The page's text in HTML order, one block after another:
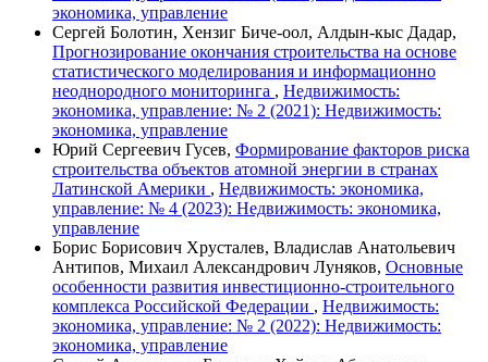
экономика, управление
Сергей Болотин, Хензиг Биче-оол, Алдын-кыс Дадар,
Прогнозирование окончания строительства на основе
статистического моделирования и информационно
неоднородного мониторинга , Недвижимость:
экономика, управление: № 2 (2021): Недвижимость:
экономика, управление
Юрий Сергеевич Гусев, Формирование факторов риска
строительства объектов атомной энергии в странах
Латинской Америки , Недвижимость: экономика,
управление: № 4 (2023): Недвижимость: экономика,
управление
Борис Борисович Хрусталев, Владислав Анатольевич
Антипов, Михаил Александрович Луняков, Основные
особенности развития инвестиционно-строительного
комплекса Российской Федерации , Недвижимость:
экономика, управление: № 2 (2022): Недвижимость:
экономика, управление